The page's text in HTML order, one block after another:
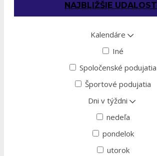
NAJBLIŽŠIE UDALOSTI
Kalendáre
Iné
Spoločenské podujatia
Športové podujatia
Dni v týždni
nedeľa
pondelok
utorok